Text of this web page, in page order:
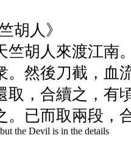
胡人》
竺胡人來渡江南
。然後刀截，血
取，合續之，有
。已而取兩段，
the Devil is in the details